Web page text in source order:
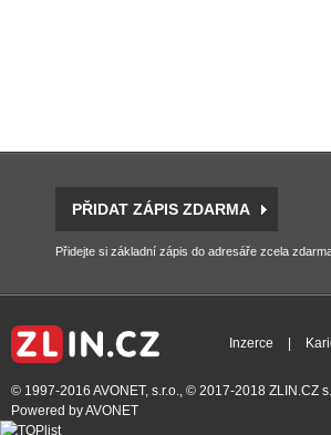
PŘIDAT ZÁPIS ZDARMA
Přidejte si základní zápis do adresáře zcela
Inzerce
© 1997-2016 AVONET, s.r.o., © 2017-2018 ZLIN.CZ
Powered byAVONET